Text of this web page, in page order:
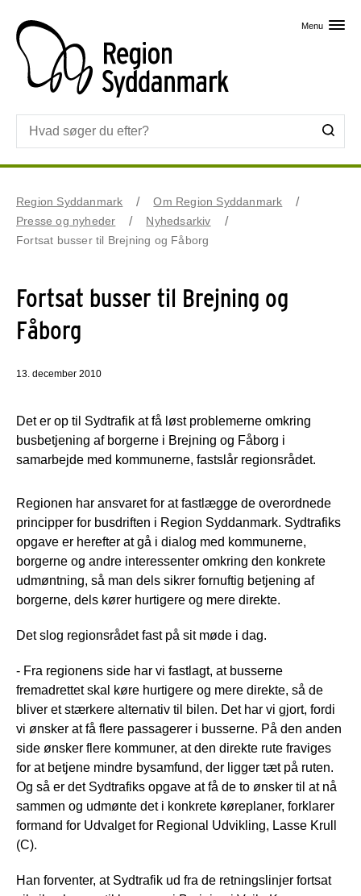
Menu
Region Syddanmark
Om Region Syddanmark
Presse og nyheder
Nyhedsarkiv
Fortsat busser til Brejning og Fåborg
Fortsat busser til Brejning og
Fåborg
13. december 2010
Det er op til Sydtrafik at få løst problemerne omkring
busbetjening af borgerne i Brejning og Fåborg i
samarbejde med kommunerne, fastslår regionsrådet.
Regionen har ansvaret for at fastlægge de overordnede
principper for busdriften i Region Syddanmark. Sydtrafiks
opgave er herefter at gå i dialog med kommunerne,
borgerne og andre interessenter omkring den konkrete
udmøntning, så man dels sikrer fornuftig betjening af
borgerne, dels kører hurtigere og mere direkte.
Det slog regionsrådet fast på sit møde i dag.
- Fra regionens side har vi fastlagt, at busserne
fremadrettet skal køre hurtigere og mere direkte, så de
bliver et stærkere alternativ til bilen. Det har vi gjort, fordi
vi ønsker at få flere passagerer i busserne. På den anden
side ønsker flere kommuner, at den direkte rute fraviges
for at betjene mindre bysamfund, der ligger tæt på ruten.
Og så er det Sydtrafiks opgave at få de to ønsker til at nå
sammen og udmønte det i konkrete køreplaner, forklarer
formand for Udvalget for Regional Udvikling, Lasse Krull
(C).
Han forventer, at Sydtrafik ud fra de retningslinjer fortsat